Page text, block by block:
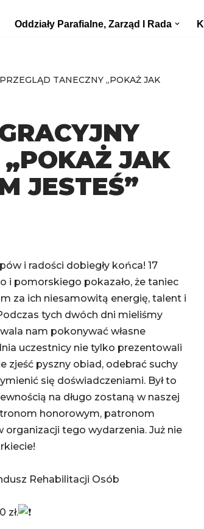
Oddziały Parafialne, Zarząd I Rada
TANECZNY „POKAŻ JAK
JAK
JESTEŚ”
i radości dobiegły końca! 17
pomorskiego pokazało, że taniec
za ich niesamowitą energię, talent i
tych dwóch dni mieliśmy
nam pokonywać własne
uczestnicy nie tylko prezentowali
zjeść pyszny obiad, odebrać suchy
się doświadczeniami. Był to
na długo zostaną w naszej
honorowym, patronom
tego wydarzenia. Już nie
Rehabilitacji Osób
zł.